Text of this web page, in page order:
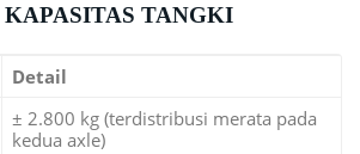
TANGKI
Detail
± 2.800 kg (terdistribusi merata pada
kedua axle)